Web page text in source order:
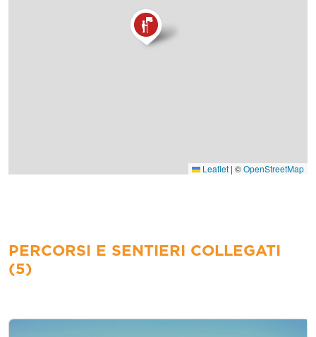
Leaflet | ©OpenStreetMap
PERCORSI E SENTIERI COLLEGATI
(5)